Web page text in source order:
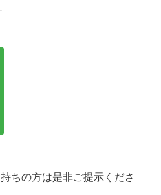
ちの方は是非ご提示くださ